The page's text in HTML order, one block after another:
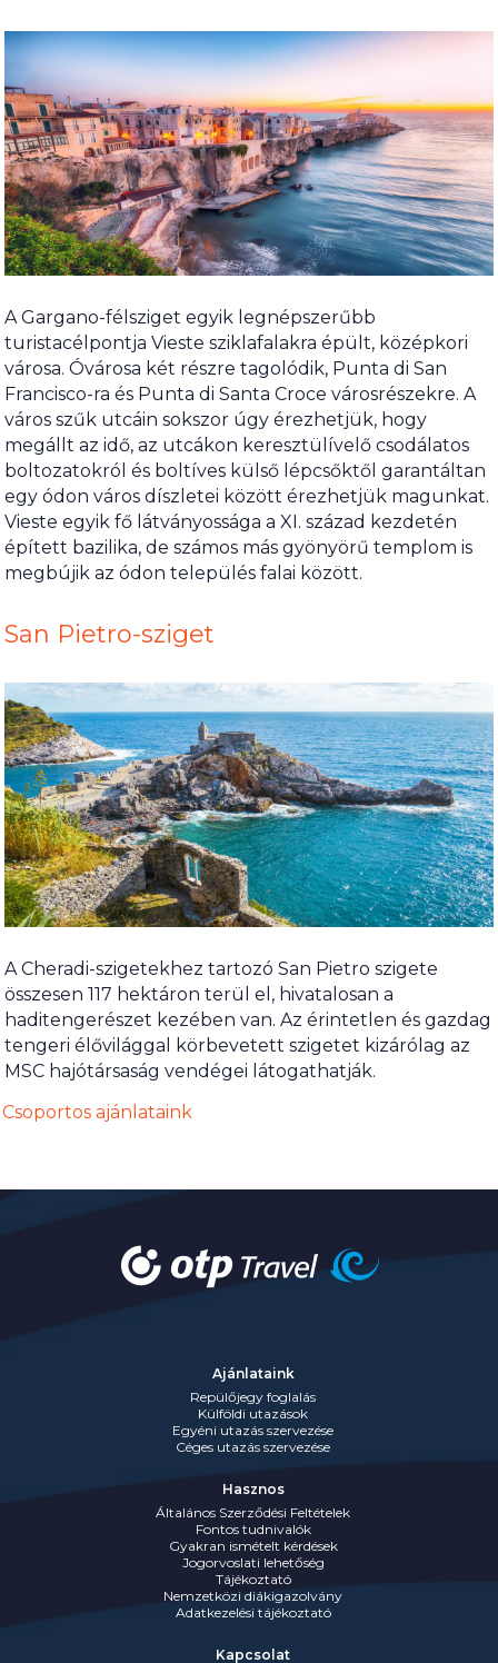
A Gargano-félsziget egyik legnépszerűbb
turistacélpontja Vieste sziklafalakra épült, középkori
városa. Óvárosa két részre tagolódik, Punta di San
Francisco-ra és Punta di Santa Croce városrészekre. A
város szűk utcáin sokszor úgy érezhetjük, hogy
megállt az idő, az utcákon keresztülívelő csodálatos
boltozatokról és boltíves külső lépcsőktől garantáltan
egy ódon város díszletei között érezhetjük magunkat.
Vieste egyik fő látványossága a XI. század kezdetén
épített bazilika, de számos más gyönyörű templom is
megbújik az ódon település falai között.
San Pietro-sziget
A Cheradi-szigetekhez tartozó San Pietro szigete
összesen 117 hektáron terül el, hivatalosan a
haditengerészet kezében van. Az érintetlen és gazdag
tengeri élővilággal körbevetett szigetet kizárólag az
MSC hajótársaság vendégei látogathatják.
Csoportos ajánlataink
Ajánlataink
Repülőjegy foglalás
Külföldi utazások
Egyéni utazás szervezése
Céges utazás szervezése
Hasznos
Általános Szerződési Feltételek
Fontos tudnivalók
Gyakran ismételt kérdések
Jogorvoslati lehetőség
Tájékoztató
Nemzetközi diákigazolvány
Adatkezelési tájékoztató
Kapcsolat